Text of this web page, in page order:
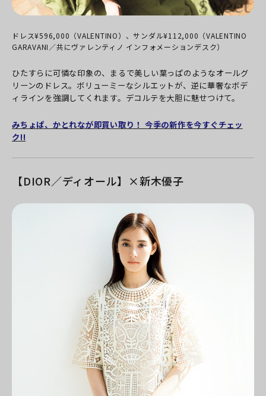
ドレス¥596,000（VALENTINO）、サンダル¥112,000（VALENTINO
GARAVANI／共にヴァレンティノ インフォメーションデスク）
ひたすらに可憐な印象の、まるで美しい葉っぱのようなオールグ
リーンのドレス。ボリューミーなシルエットが、逆に華奢なボデ
ィラインを強調してくれます。デコルテを大胆に魅せつけて。
みちょぱ、かとれなが即買い取り！ 今季の新作を今すぐチェッ
ク!!
【DIOR／ディオール】×新木優子